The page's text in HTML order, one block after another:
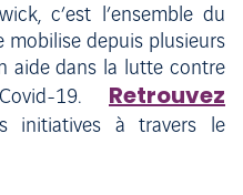
c’est l’ensemble du
mobilise depuis plusieurs
aide dans la lutte contre
19. Retrouvez
initiatives à travers le